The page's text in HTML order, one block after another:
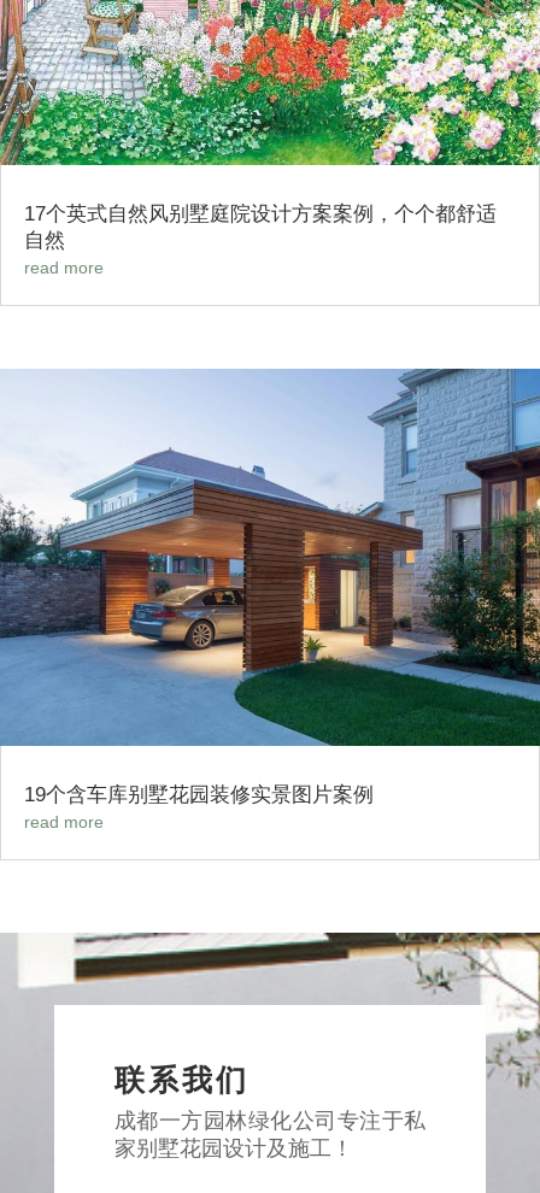
17个英式自然风别墅庭院设计方案案例，个个都舒适
自然
read more
19个含车库别墅花园装修实景图片案例
read more
联系我们
成都一方园林绿化公司专注于私
家别墅花园设计及施工！